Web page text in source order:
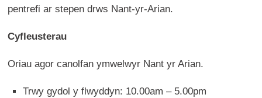
pentrefi ar stepen drws Nant-yr-Arian.
Cyfleusterau
Oriau agor canolfan ymwelwyr Nant yr Arian.
Trwy gydol y flwyddyn: 10.00am – 5.00pm